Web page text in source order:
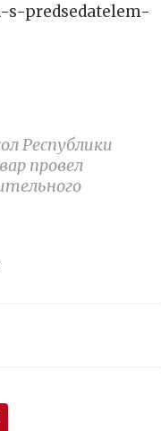
s-predsedatelem-
Республики
провел